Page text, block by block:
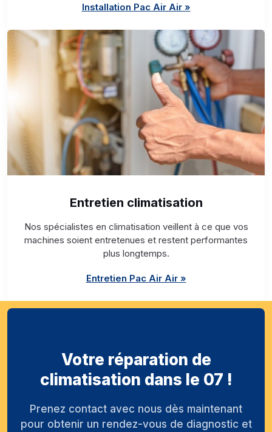
Installation Pac Air Air »
Entretien climatisation
Nos spécialistes en climatisation veillent à ce que vos
machines soient entretenues et restent performantes
plus longtemps.
Entretien Pac Air Air »
Votre réparation de
climatisation dans le 07 !
Prenez contact avec nous dès maintenant
pour obtenir un rendez-vous de diagnostic et